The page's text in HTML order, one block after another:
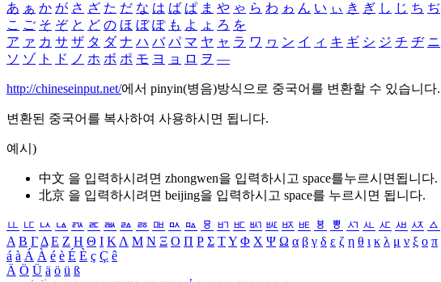
あ ぁ か が さ ざ た だ な は ば ぱ ま や ゃ ら わ ゎ ん い ぃ き ぎ し じ ち ぢ
こ ご そ ぞ と ど の ほ ぼ ぽ も よ ょ ろ を
ア ァ カ サ ザ タ ダ ナ ハ バ パ マ ヤ ャ ラ ワ ヮ ン イ ィ キ ギ シ ジ チ ヂ ニ
ソ ゾ ト ド ノ ホ ボ ポ モ ヨ ョ ロ ヲ ―
http://chineseinput.net/에서 pinyin(병음)방식으로 중국어를 변환할 수 있습니다.
변환된 중국어를 복사하여 사용하시면 됩니다.
예시)
中文 을 입력하시려면 zhongwen을 입력하시고 space를누르시면됩니다.
北京 을 입력하시려면 beijing을 입력하시고 space를 누르시면 됩니다.
ㅥ ㅦ ㅧ ㅨ ㅩ ㅪ ㅫ ㅬ ㅭ ㅮ ㅯ ㅰ ㅱ ㅲ ㅳ ㅴ ㅵ ㅶ ㅷ ㅸ ㅹ ㅺ ㅻ ㅼ ㅽ ㅾ ㅿ
Α Β ΓΔ Ε Ζ Η Θ Ι ΚΛ Μ Ν Ξ Ο Π Ρ Σ ΤΥ Φ Χ Ψ Ω α β γ δ ε ζ η θ ι κ λ μ ν ξ ο π
á à Á À é è É È ç Ç ê
Ä Ö Ü ä ö ü ß